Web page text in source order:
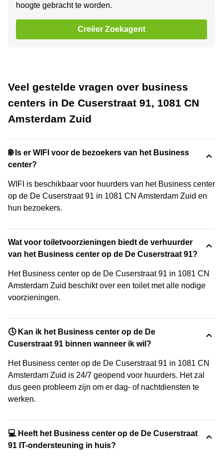
hoogte gebracht te worden.
Creëer Zoekagent
Veel gestelde vragen over business
centers in De Cuserstraat 91, 1081 CN
Amsterdam Zuid
🌐 Is er WIFI voor de bezoekers van het Business
center?
WIFI is beschikbaar voor huurders van het Business center
op de De Cuserstraat 91 in 1081 CN Amsterdam Zuid en
hun bezoekers.
Wat voor toiletvoorzieningen biedt de verhuurder
van het Business center op de De Cuserstraat 91?
Het Business center op de De Cuserstraat 91 in 1081 CN
Amsterdam Zuid beschikt over een toilet met alle nodige
voorzieningen.
🕓 Kan ik het Business center op de De
Cuserstraat 91 binnen wanneer ik wil?
Het Business center op de De Cuserstraat 91 in 1081 CN
Amsterdam Zuid is 24/7 geopend voor huurders. Het zal
dus geen probleem zijn om er dag- of nachtdiensten te
werken.
💻 Heeft het Business center op de De Cuserstraat
91 IT-ondersteuning in huis?